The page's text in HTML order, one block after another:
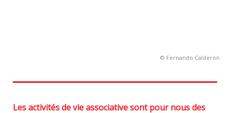
© Fernando Calderón
Les activités de vie associative sont pour nous des